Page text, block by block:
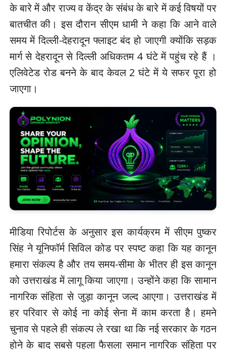
के बारे में और राज्य व केंद्र के संबंध के बारे में कई विषयों पर
बातचीत की। इस दौरान सीएम धामी ने कहा कि आने वाले
समय में दिल्ली-देहरादून फ्लाइट बंद हो जाएगी क्योंकि सड़क
मार्ग से देहरादून से दिल्ली अधिकतम 4 घंटे में पहुंच रहे हैं ।
एलिवेटेड रोड बनने के बाद केवल 2 घंटे में ये सफर पूरा हो
जाएगा।
मीडिया रिपोर्टस के अनुसार इस कार्यक्रम में सीएम पुष्कर
सिंह ने यूनिफॉर्म सिविल कोड पर स्पष्ट कहा कि यह कानून
हमारा संकल्प है और तय समय-सीमा के भीतर ही इस कानून
को उत्तराखंड में लागू किया जाएगा। उन्होंने कहा कि सामान
नागरिक संहिता से जुड़ा कानून जल्द आएगा। उत्तराखंड में
हर परिवार से कोई ना कोई सेना में काम करता है। हमने
चुनाव से पहले ही संकल्प ले रखा था कि नई सरकार के गठन
होने के बाद सबसे पहला फैसला समान नागरिक संहिता पर